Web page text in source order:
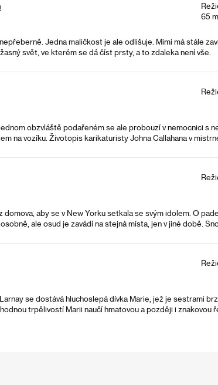
65
Jedna maličkost je ale odlišuje. Mimi má stále
svět, ve kterém se dá číst prsty, a to zdaleka není vše.
obzvláště podařeném se ale probouzí v nemocnici s
na vozíku. Životopis karikaturisty Johna Callahana v
domova, aby se v New Yorku setkala se svým idolem. O
ale osud je zavádí na stejná místa, jen v jiné době.
se dostává hluchoslepá dívka Marie, jež je sestrami
trpělivostí Marii naučí hmatovou a později i